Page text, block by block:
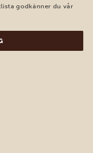
godkänner du vår